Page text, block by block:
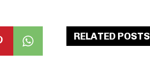
RELATED POSTS